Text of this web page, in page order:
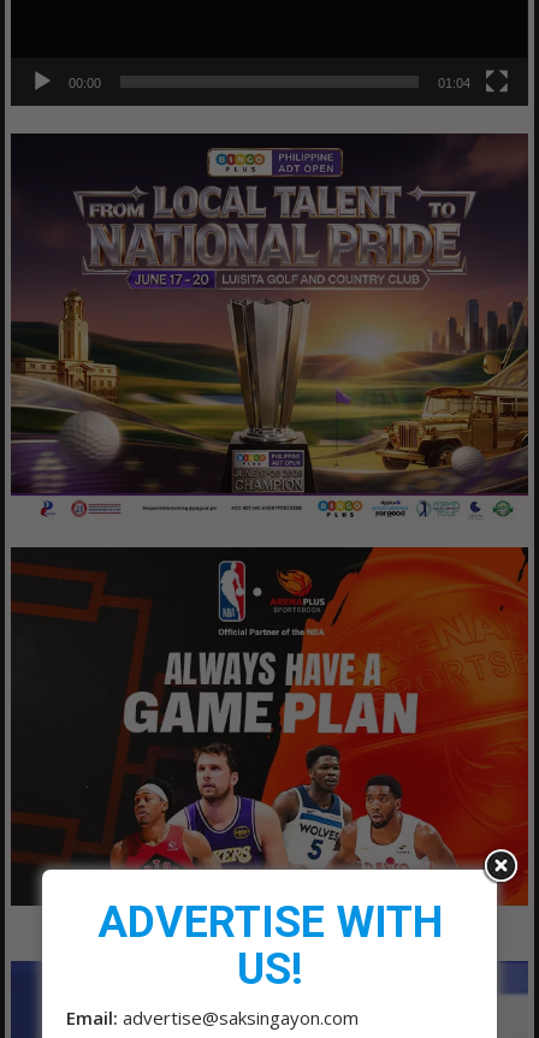
00:00 01:04
ADVERTISE WITH
US!
Email: advertise@saksingayon.com